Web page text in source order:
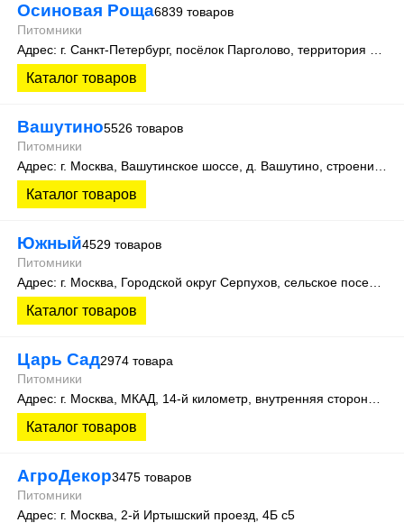
Осиновая Роща6839 товаров
Питомники
Каталог товаров
Вашутино5526 товаров
Питомники
Каталог товаров
Южный4529 товаров
Питомники
Каталог товаров
Царь Сад2974 товара
Питомники
Каталог товаров
АгроДекор3475 товаров
Питомники
Адрес: г. Москва, 2-й Иртышский проезд, 4Б с5